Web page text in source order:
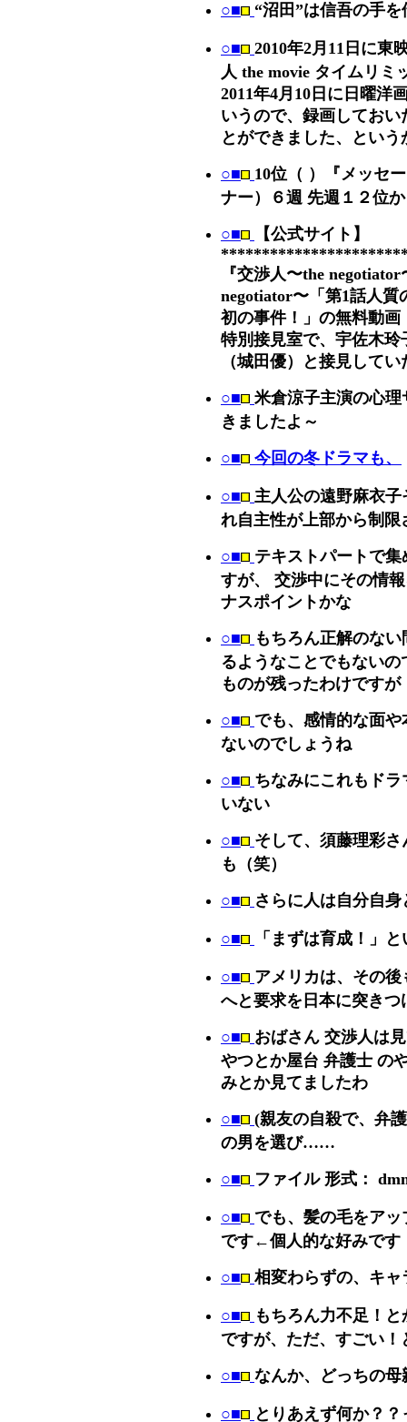
○■ “沼田”は信吾の手を
○■ 2010年2月11日に東
人 the movie タイムリミ
2011年4月10日に日曜洋
いうので、録画してお
とができました、とい
○■ 10位（ ）『メッセ
ナー）６週 先週１２位
○■ 【公式サイト】
『交渉人〜the
negotiator〜「第1話人質
初の事件！」の無料動
特別接見室で、宇佐木
（城田優）と接見してい
○■ 米倉涼子主演の心
きましたよ～
○■ 今回の冬ドラマも、
○■ 主人公の遠野麻衣
れ自主性が上部から制
○■ テキストパートで
すが、 交渉中にその情
ナスポイントかな
○■ もちろん正解のな
るようなことでもない
ものが残ったわけですが
○■ でも、感情的な面
ないのでしょうね
○■ ちなみにこれもド
いない
○■ そして、須藤理彩
も（笑）
○■ さらに人は自分自
○■ 「まずは育成！」
○■ アメリカは、その
へと要求を日本に突きつ
○■ おばさん 交渉人は
やつとか屋台 弁護士 の
みとか見てましたわ
○■ (親友の自殺で、弁
の男を選び……
○■ ファイル 形式：
○■ でも、髪の毛をア
です←個人的な好みです
○■ 相変わらずの、キャ
○■ もちろん力不足！
ですが、ただ、すごい
○■ なんか、どっちの
○■ とりあえず何か？